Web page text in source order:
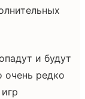
и будут
очень редко